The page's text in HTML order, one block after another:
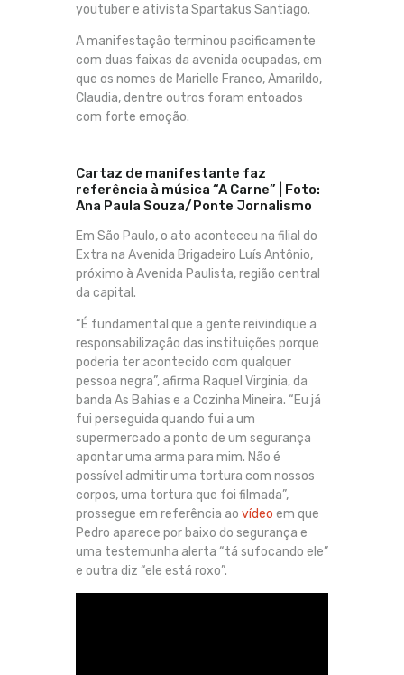
youtuber e ativista Spartakus Santiago.
A manifestação terminou pacificamente
com duas faixas da avenida ocupadas, em
que os nomes de Marielle Franco, Amarildo,
Claudia, dentre outros foram entoados
com forte emoção.
Cartaz de manifestante faz
referência à música “A Carne” | Foto:
Ana Paula Souza/Ponte Jornalismo
Em São Paulo, o ato aconteceu na filial do
Extra na Avenida Brigadeiro Luís Antônio,
próximo à Avenida Paulista, região central
da capital.
“É fundamental que a gente reivindique a
responsabilização das instituições porque
poderia ter acontecido com qualquer
pessoa negra”, afirma Raquel Virginia, da
banda As Bahias e a Cozinha Mineira. “Eu já
fui perseguida quando fui a um
supermercado a ponto de um segurança
apontar uma arma para mim. Não é
possível admitir uma tortura com nossos
corpos, uma tortura que foi filmada”,
prossegue em referência ao vídeo em que
Pedro aparece por baixo do segurança e
uma testemunha alerta “tá sufocando ele”
e outra diz “ele está roxo”.